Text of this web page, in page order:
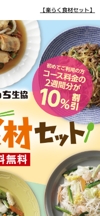
【楽らく食材セット】